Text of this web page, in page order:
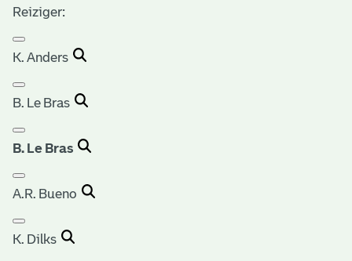
Reiziger:
K. Anders
B. Le Bras
B. Le Bras
A.R. Bueno
K. Dilks